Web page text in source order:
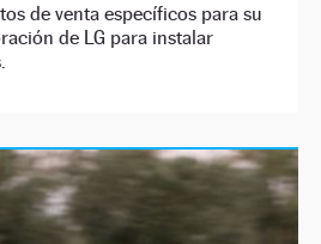
de venta específicos para su
de LG para instalar